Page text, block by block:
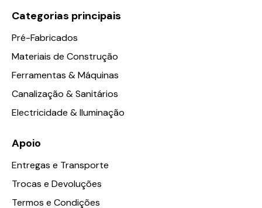
Categorias principais
Pré-Fabricados
Materiais de Construção
Ferramentas & Máquinas
Canalização & Sanitários
Electricidade & Iluminação
Apoio
Entregas e Transporte
Trocas e Devoluções
Termos e Condições